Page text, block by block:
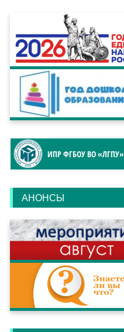
ИПР ФГБОУ ВО «ЛГПУ»
АНОНСЫ